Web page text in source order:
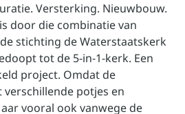
Versterking. Nieuwbouw.
door die combinatie van
stichting de Waterstaatskerk
tot de 5-in-1-kerk. Een
project. Omdat de
potjes en
vooral ook vanwege de